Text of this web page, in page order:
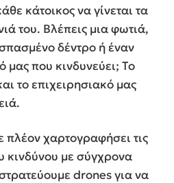
κάτοικος να γίνεται τα
του. Βλέπεις μια φωτιά,
δέντρο ή έναν
που κινδυνεύει; Το
το επιχειρησιακό μας
χαρτογραφήσει τις
κινδύνου με σύγχρονα
drones για να